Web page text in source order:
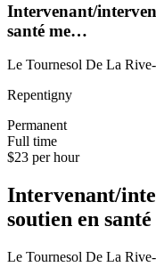
Intervenant/
santé me…
Le Tournesol De La
Repentigny
Permanent
Full time
$23 per hour
Intervenant/
soutien en
Le Tournesol De La